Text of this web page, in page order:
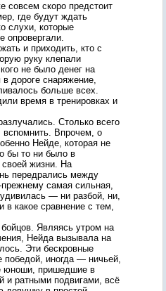
совсем скоро предстоит
где будут ждать
слухи, которые
опровергали.
и приходить, кто с
руку клепали
не было денег на
в дороге снаряжение,
больше всех.
время в тренировках и
Столько всего
вспомнить. Впрочем, о
Нейде, которая не
бы то ни было в
жизни. На
передрались между
самая сильная,
— ни разбой, ни,
какое сравнение с тем,
Являясь утром на
Нейда вызывала на
Эти бескровные
победой, иногда — ничьей,
юноши, пришедшие в
и ратными подвигами, всё